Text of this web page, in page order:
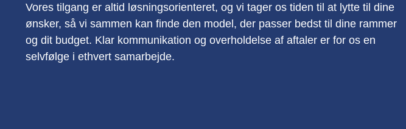
Vores tilgang er altid løsningsorienteret, og vi tager os tiden til at lytte til dine
ønsker, så vi sammen kan finde den model, der passer bedst til dine rammer
og dit budget. Klar kommunikation og overholdelse af aftaler er for os en
selvfølge i ethvert samarbejde.